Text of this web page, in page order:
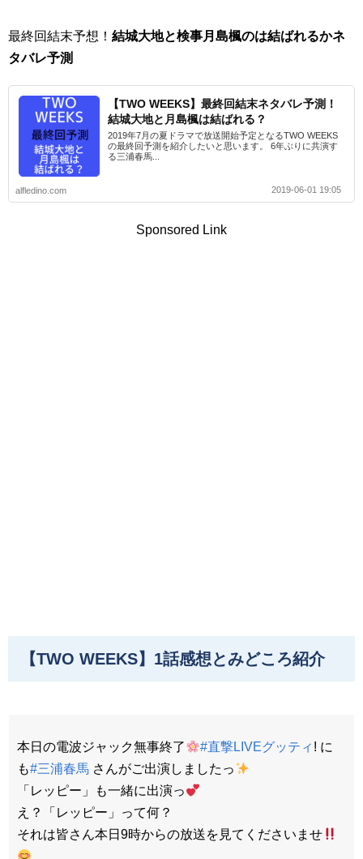
最終回結末予想！ 結城大地と検事月島楓のは結ばれるかネ
タバレ予測
【TWO WEEKS】最終回結末ネタバレ予測！
結城大地と月島楓は結ばれる？
2019年7月の夏ドラマで放送開始予定となるTWO WEEKS
の最終回予測を紹介したいと思います。 6年ぶりに共演す
る三浦春馬...
alfledino.com 2019-06-01 19:05
Sponsored Link
【TWO WEEKS】1話感想とみどころ紹介
本日の電波ジャック無事終了 #直撃LIVEグッティ ! に
も#三浦春馬 さんがご出演しましたっ
「レッピー」も一緒に出演っ
え？「レッピー」って何？
それは皆さん本日9時からの放送を見てくださいませ